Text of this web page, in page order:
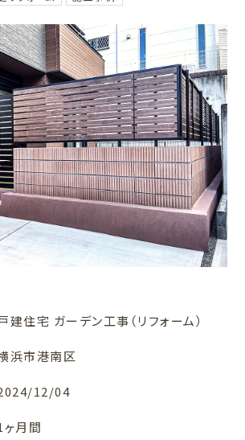
建住宅 ガーデン工事（リフォーム）
浜市港南区
12/04
ヶ月間